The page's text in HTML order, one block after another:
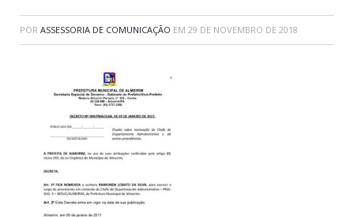
POR ASSESSORIA DE COMUNICAÇÃO EM 29 DE NOVEMBRO DE 2018